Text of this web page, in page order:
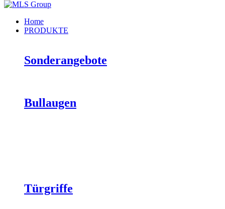
Home
PRODUKTE
Sonderangebote
Bullaugen
Türgriffe